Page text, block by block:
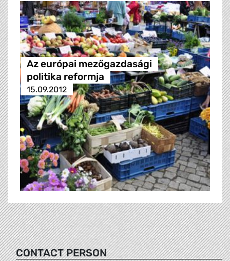
Az európai mezőgazdasági
politika reformja
15.09.2012
CONTACT PERSON